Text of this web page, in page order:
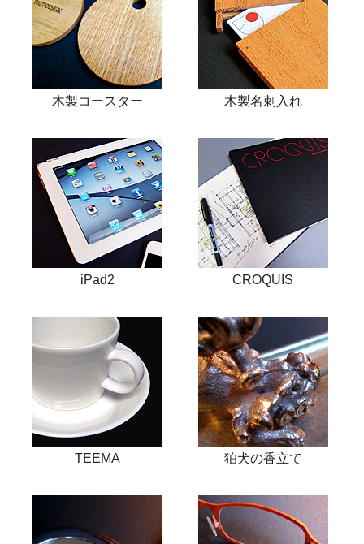
木製コースター 木製名刺入れ
iPad2 CROQUIS
TEEMA 狛犬の香立て